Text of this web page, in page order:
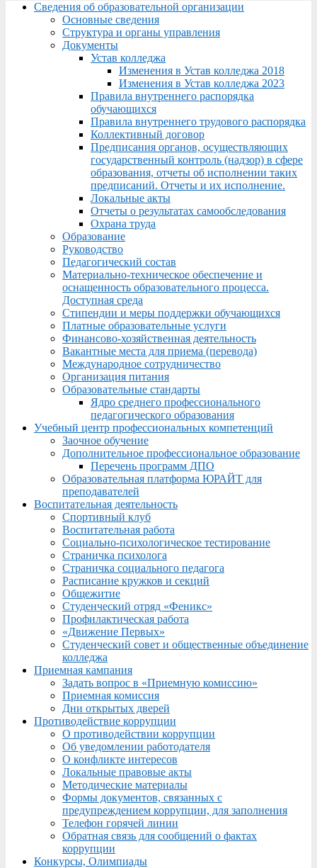
Menu
Сведения об образовательной организации
Основные сведения
Структура и органы управления
Документы
Устав колледжа
Изменения в Устав колледжа 2018
Изменения в Устав колледжа 2023
Правила внутреннего распорядка
обучающихся
Правила внутреннего трудового распорядка
Коллективный договор
Предписания органов, осуществляющих
государственный контроль (надзор) в сфере
образования, отчеты об исполнении таких
предписаний. Отчеты и их исполнение.
Локальные акты
Отчеты о результатах самообследования
Охрана труда
Образование
Руководство
Педагогический состав
Материально-техническое обеспечение и
оснащенность образовательного процесса.
Доступная среда
Стипендии и меры поддержки обучающихся
Платные образовательные услуги
Финансово-хозяйственная деятельность
Вакантные места для приема (перевода)
Международное сотрудничество
Организация питания
Образовательные стандарты
Ядро среднего профессионального
педагогического образования
Учебный центр профессиональных компетенций
Заочное обучение
Дополнительное профессиональное образование
Перечень программ ДПО
Образовательная платформа ЮРАЙТ для
преподавателей
Воспитательная деятельность
Спортивный клуб
Воспитательная работа
Социально-психологическое тестирование
Страничка психолога
Страничка социального педагога
Расписание кружков и секций
Общежитие
Студенческий отряд «Феникс»
Профилактическая работа
«Движение Первых»
Студенческий совет и общественные объединение
колледжа
Приемная кампания
Задать вопрос в «Приемную комиссию»
Приемная комиссия
Дни открытых дверей
Противодействие коррупции
О противодействии коррупции
Об уведомлении работодателя
О конфликте интересов
Локальные правовые акты
Методические материалы
Формы документов, связанных с
предупреждением коррупции, для заполнения
Телефон горячей линии
Обратная связь для сообщений о фактах
коррупции
Конкурсы, Олимпиады